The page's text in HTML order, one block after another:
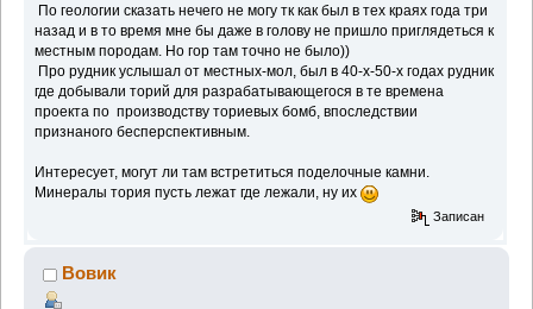
По геологии сказать нечего не могу тк как был в тех краях года три
назад и в то время мне бы даже в голову не пришло приглядеться к
местным породам. Но гор там точно не было))
Про рудник услышал от местных-мол, был в 40-х-50-х годах рудник
где добывали торий для разрабатывающегося в те времена
проекта по производству ториевых бомб, впоследствии
признаного бесперспективным.
Интересует, могут ли там встретиться поделочные камни.
Минералы тория пусть лежат где лежали, ну их
Записан
Вовик